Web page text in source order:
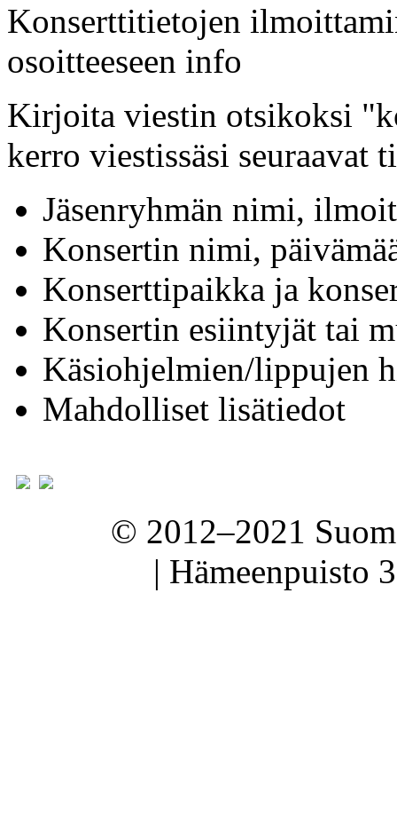
Konserttitietojen
osoitteeseen info
Kirjoita viestin otsikoksi
kerro viestissäsi seuraavat
Jäsenryhmän nimi,
Konsertin nimi,
Konserttipaikka ja
Konsertin esiintyjät tai
Käsiohjelmien/lippujen
Mahdolliset lisätiedot
© 2012–2021
| Hämeenpuisto